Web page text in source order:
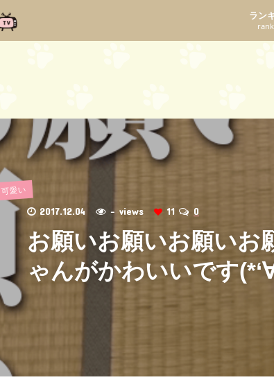
ラン
可愛い
2017.12.04 - views 11 0
お願いお願いお願いお
ゃんがかわいいです